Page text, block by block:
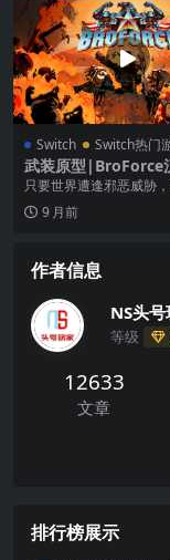
Switch Switch热门
武装原型|BroForce
只要世界遭逢邪恶威胁
Broforce 出马。这支资
力过大的...
9 月前
作者信息
NS头
等级
12633
文章
排行榜展示